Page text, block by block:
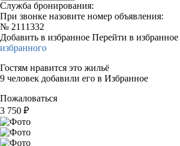
Служба бронирования:
При звонке назовите номер объявления:
№ 2111332
Добавить в избранное Перейти в избранное
избранного
Гостям нравится это жильё
9 человек добавили его в Избранное
Пожаловаться
3 750 ₽